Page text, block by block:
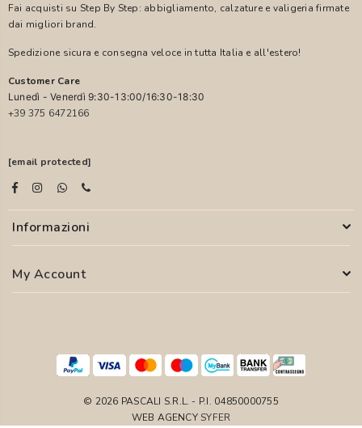
Fai acquisti su Step By Step: abbigliamento, calzature e valigeria firmate
dai migliori brand.
Spedizione sicura e consegna veloce in tutta Italia e all'estero!
Customer Care
Lunedì - Venerdì 9:30-13:00/16:30-18:30
+39 375 6472166
[email protected]
Informazioni
My Account
© 2026 PASCALI S.R.L. - P.I. 04850000755
WEB AGENCY SYFER